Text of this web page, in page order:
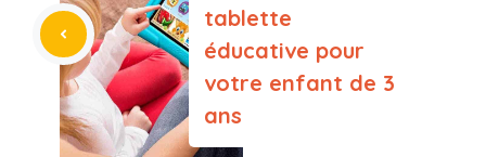
tablette
éducative pour
votre enfant de 3
ans